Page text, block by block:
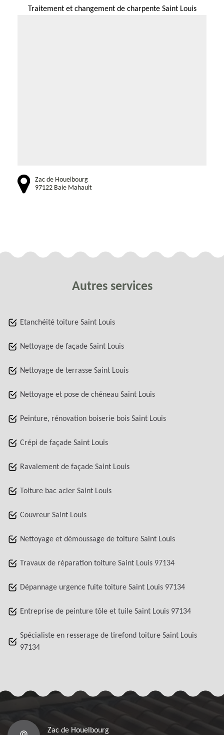
Traitement et changement de charpente Saint Louis
Zac de Houelbourg
97122 Baie Mahault
Autres services
Etanchéité toiture Saint Louis
Nettoyage de façade Saint Louis
Nettoyage de terrasse Saint Louis
Nettoyage et pose de chéneau Saint Louis
Peinture, rénovation boiserie bois Saint Louis
Crépi de façade Saint Louis
Ravalement de façade Saint Louis
Toiture bac acier Saint Louis
Couvreur Saint Louis
Nettoyage et démoussage de toiture Saint Louis
Travaux de réparation toiture Saint Louis 97134
Dépannage urgence fuite toiture Saint Louis 97134
Entreprise de peinture tôle et tuile Saint Louis 97134
Spécialiste en resserage de tirefond toiture Saint Louis
97134
Zac de Houelbourg